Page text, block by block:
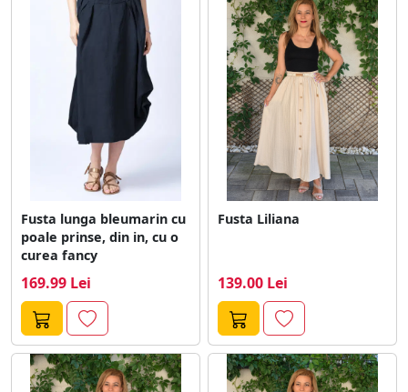
Fusta lunga bleumarin cu
poale prinse, din in, cu o
curea fancy
169.99 Lei
Fusta Liliana
139.00 Lei